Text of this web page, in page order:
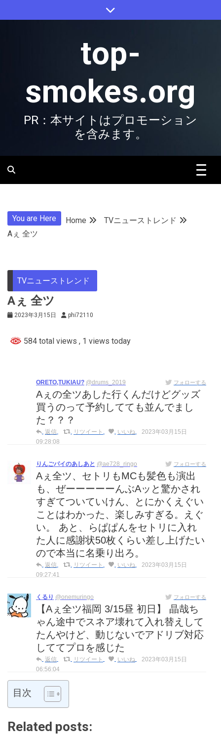
to
top-
smokes.org
PR：本サイトはプロモーション
を含みます。
You are Here Home
TVニューストレンド
Aぇ 全ツ
TVニューストレンド
Aぇ 全ツ
2023年3月15日 phi72110
584 total views , 1 views today
ORETO,TUKIAU? @drums_2019 フォローする
Aぇの全ツあした行くんだけどグッズ
買うのって予約してても並んでまし
た？？？
返信 リツイート いいね
2023年03月15日
09:28:08
りんごパイのあしあと @ae728_ringo フォローする
Aぇ全ツ、セトリもMCも髪色も演出
も、ぜーーーーーんぶAッと驚かされ
すぎてついていけん、とにかくえぐい
ことはわかった、楽しみすぎる。えぐ
い。 あと、らぱぱんをセトリに入れ
た人に感謝状50枚くらい差し上げたい
ので本当に名乗り出ろ。
返信 リツイート いいね
2023年03月15日
09:27:41
くるり @onemuringo フォローする
【Aぇ全ツ福岡 3/15昼 初日】 晶哉ち
ゃん途中でスネア壊れて入れ替えして
たんやけど、動じないでアドリブ対応
しててプロを感じた
返信 リツイート いいね
2023年03月15日
06:56:04
目次
Related posts: